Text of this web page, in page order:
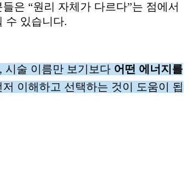
은 “원리 자체가 다르다”는 점에서
수 있습니다.
술 이름만 보기보다 어떤 에너지를
저 이해하고 선택하는 것이 도움이 됩